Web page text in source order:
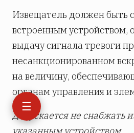
☰
Извещатель должен быть
встроенным
выдачу сигнала тревоги
несанкционированном
на величину,
органам управления и
Допускается не снабжать